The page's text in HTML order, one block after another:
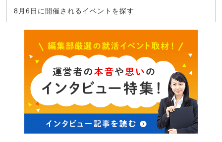
8月6日に開催されるイベントを探す